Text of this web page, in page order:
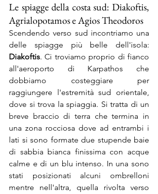
Le spiagge della costa sud: Diakoftis,
Agrialopotamos e Agios Theodoros
Scendendo verso sud incontriamo una
Diakoftis. Ci troviamo proprio di fianco
all'aeroporto di Karpathos che
dobbiamo costeggiare per
raggiungere l'estremità sud orientale,
dove si trova la spiaggia. Si tratta di un
breve braccio di terra che termina in
una zona rocciosa dove ad entrambi i
lati si sono formate due stupende baie
di sabbia bianca finissima con acque
calme e di un blu intenso. In una sono
stati posizionati alcuni ombrelloni
mentre nell'altra, quella rivolta verso